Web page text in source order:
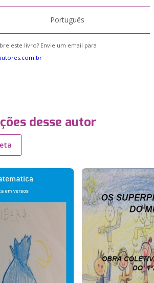
Português
este livro? Envie um email para
desse autor